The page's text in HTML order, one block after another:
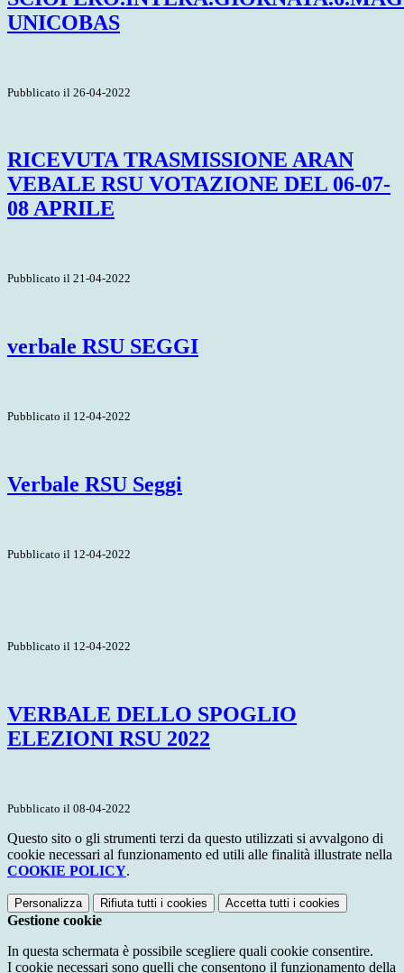
UNICOBAS
Pubblicato il 26-04-2022
RICEVUTA TRASMISSIONE ARAN
VEBALE RSU VOTAZIONE DEL 06-07-
08 APRILE
Pubblicato il 21-04-2022
verbale RSU SEGGI
Pubblicato il 12-04-2022
Verbale RSU Seggi
Pubblicato il 12-04-2022
Pubblicato il 12-04-2022
VERBALE DELLO SPOGLIO
ELEZIONI RSU 2022
Pubblicato il 08-04-2022
Questo sito o gli strumenti terzi da questo utilizzati si avvalgono di
cookie necessari al funzionamento ed utili alle finalità illustrate nella
COOKIE POLICY.
Personalizza Rifiuta tutti i cookies Accetta tutti i cookies
Gestione cookie
In questa schermata è possibile scegliere quali cookie consentire.
I cookie necessari sono quelli che consentono il funzionamento della